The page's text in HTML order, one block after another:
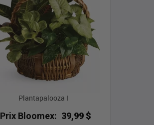
Plantapalooza I
Prix Bloomex: 39,99 $